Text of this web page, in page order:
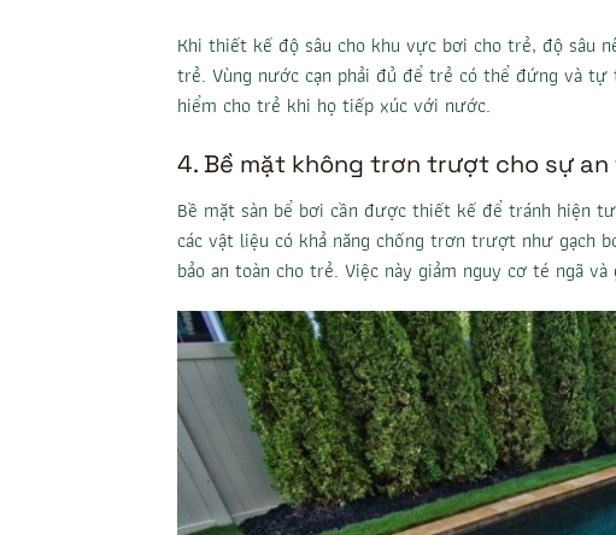
Khi thiết kế độ sâu cho khu vực bơi cho trẻ, độ sâu
trẻ. Vùng nước cạn phải đủ để trẻ có thể đứng và
hiểm cho trẻ khi họ tiếp xúc với nước.
4. Bề mặt không trơn trượt cho sự an
Bề mặt sàn bể bơi cần được thiết kế để tránh hiện
các vật liệu có khả năng chống trơn trượt như
bảo an toàn cho trẻ. Việc này giảm nguy cơ té ngã